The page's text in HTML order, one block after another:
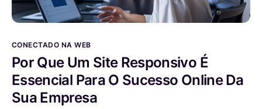
CONECTADO NA WEB
Por Que Um Site Responsivo É
Essencial Para O Sucesso Online Da
Sua Empresa